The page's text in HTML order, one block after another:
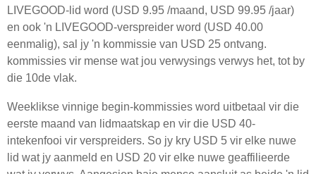
LIVEGOOD-lid word (USD 9.95 /maand, USD 99.95 /jaar)
en ook 'n LIVEGOOD-verspreider word (USD 40.00
eenmalig), sal jy 'n kommissie van USD 25 ontvang.
kommissies vir mense wat jou verwysings verwys het, tot by
die 10de vlak.
Weeklikse vinnige begin-kommissies word uitbetaal vir die
eerste maand van lidmaatskap en vir die USD 40-
intekenfooi vir verspreiders. So jy kry USD 5 vir elke nuwe
lid wat jy aanmeld en USD 20 vir elke nuwe geaffilieerde